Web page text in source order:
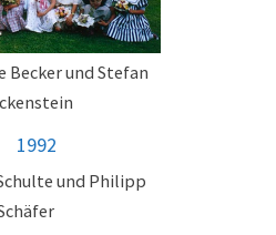
Becker und Stefan
und Philipp